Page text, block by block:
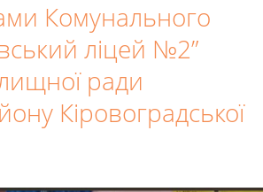
Комунального
ліцей №2”
ради
Кіровоградської